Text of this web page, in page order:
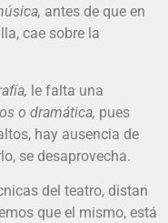
antes de que en
cae sobre la
le falta una
o dramática, pues
hay ausencia de
se desaprovecha.
del teatro, distan
que el mismo, está